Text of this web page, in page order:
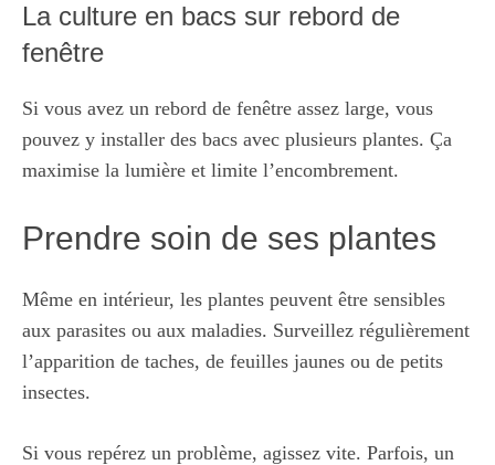
La culture en bacs sur rebord de
fenêtre
Si vous avez un rebord de fenêtre assez large, vous
pouvez y installer des bacs avec plusieurs plantes. Ça
maximise la lumière et limite l’encombrement.
Prendre soin de ses plantes
Même en intérieur, les plantes peuvent être sensibles
aux parasites ou aux maladies. Surveillez régulièrement
l’apparition de taches, de feuilles jaunes ou de petits
insectes.
Si vous repérez un problème, agissez vite. Parfois, un